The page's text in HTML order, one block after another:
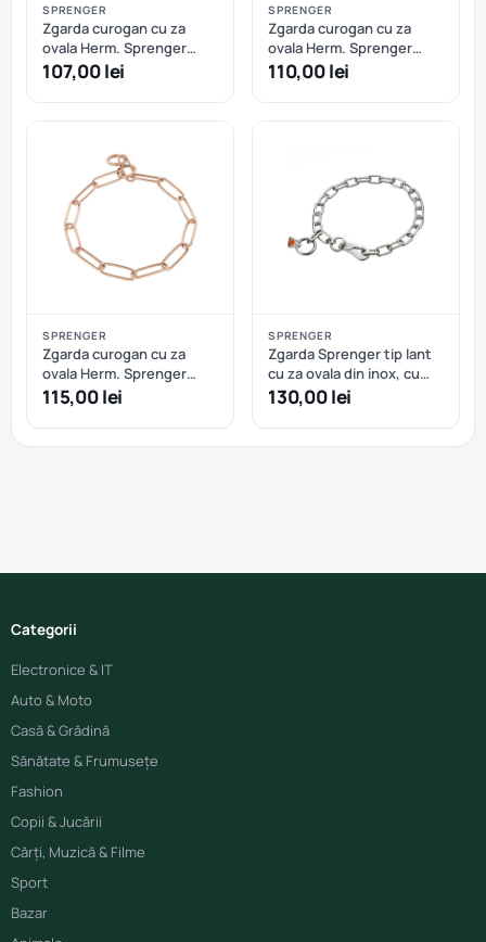
SPRENGER
Zgarda curogan cu za
ovala Herm. Sprenger
(51506) - 50 cm
107,00 lei
SPRENGER
Zgarda curogan cu za
ovala Herm. Sprenger
(51506) - 53 cm
110,00 lei
SPRENGER
Zgarda curogan cu za
ovala Herm. Sprenger
(51506) - 57 cm
115,00 lei
SPRENGER
Zgarda Sprenger tip lant
cu za ovala din inox, cu
carabiniera tip carlig -
ideala pentru caini in
crestere - 65 cm
130,00 lei
Categorii
Electronice & IT
Auto & Moto
Casă & Grădină
Sănătate & Frumusețe
Fashion
Copii & Jucării
Cărți, Muzică & Filme
Sport
Bazar